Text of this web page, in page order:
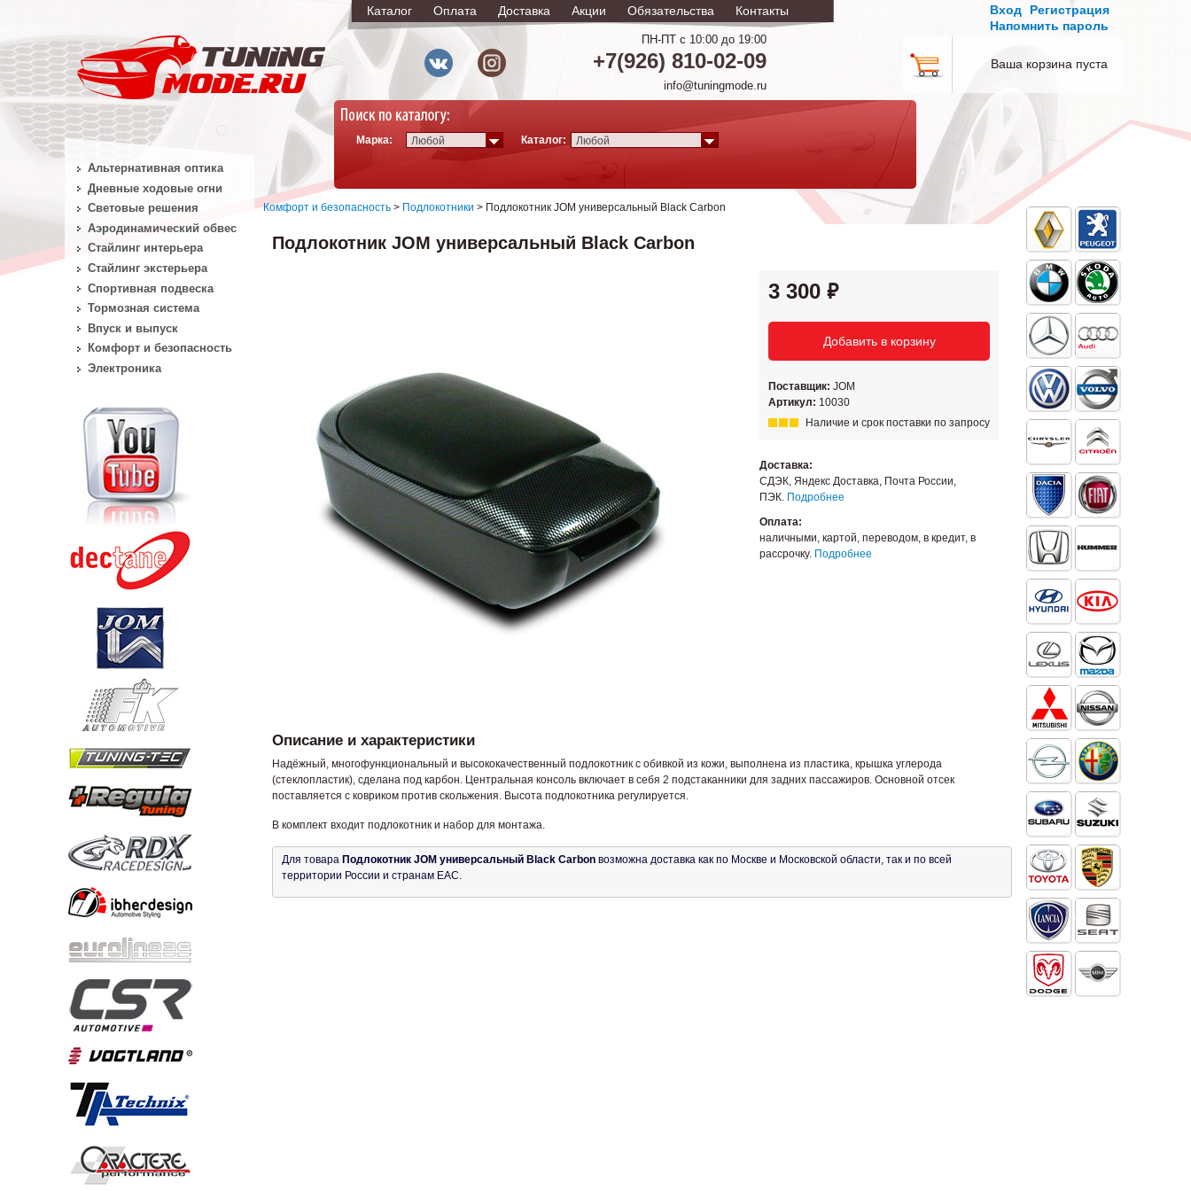
ПН-ПТ с 10:00 до 19:00
+7(926) 810-02-09
info@tuningmode.ru
Каталог Оплата Доставка Акции Обязательства Контакты Вход
Регистрация
Напомнить пароль
Ваша корзина пуста
Марка: Любой Каталог: Любой
Комфорт и безопасность > Подлокотники > Подлокотник JOM универсальный Black Carbon
Подлокотник JOM универсальный Black Carbon
3 300
Поставщик: JOM
Артикул: 10030
Наличие и срок поставки по запросу
Доставка:
СДЭК, Яндекс Доставка, Почта России,
ПЭК. Подробнее
Оплата:
наличными, картой, переводом, в кредит, в
рассрочку. Подробнее
Описание и характеристики
Надёжный, многофункциональный и высококачественный подлокотник с обивкой из кожи, выполнена из пластика, крышка углерода
(стеклопластик), сделана под карбон. Центральная консоль включает в себя 2 подстаканники для задних пассажиров. Основной отсек
поставляется с ковриком против скольжения. Высота подлокотника регулируется.
В комплект входит подлокотник и набор для монтажа.
Для товара Подлокотник JOM универсальный Black Carbon возможна доставка как по Москве и Московской области, так и по всей
территории России и странам ЕАС.
Альтернативная оптика
Дневные ходовые огни
Световые решения
Аэродинамический обвес
Стайлинг интерьера
Стайлинг экстерьера
Спортивная подвеска
Тормозная система
Впуск и выпуск
Комфорт и безопасность
Электроника